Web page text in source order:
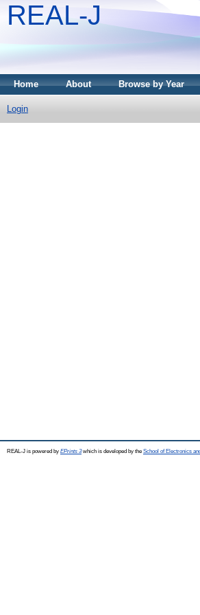
REAL-J
Home About Browse by Year
Login
REAL-J is powered by EPrints 3which is developed by the School of Electronics